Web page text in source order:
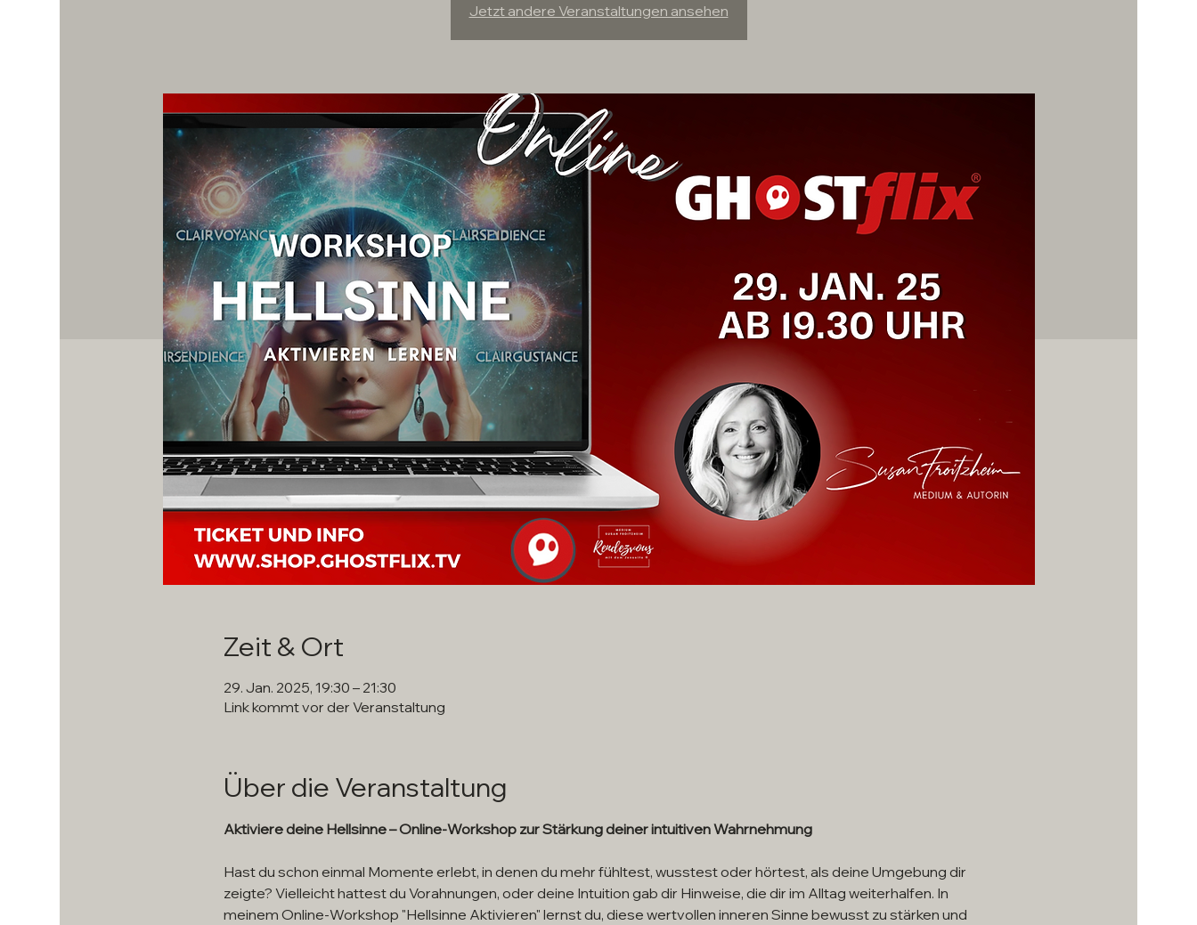
Jetzt andere Veranstaltungen ansehen
Zeit & Ort
29. Jan. 2025, 19:30 – 21:30
Link kommt vor der Veranstaltung
Über die Veranstaltung
Aktiviere deine Hellsinne – Online-Workshop zur Stärkung deiner intuitiven Wahrnehmung
Hast du schon einmal Momente erlebt, in denen du mehr fühltest, wusstest oder hörtest, als deine Umgebung dir
zeigte? Vielleicht hattest du Vorahnungen, oder deine Intuition gab dir Hinweise, die dir im Alltag weiterhalfen. In
meinem Online-Workshop "Hellsinne Aktivieren" lernst du, diese wertvollen inneren Sinne bewusst zu stärken und